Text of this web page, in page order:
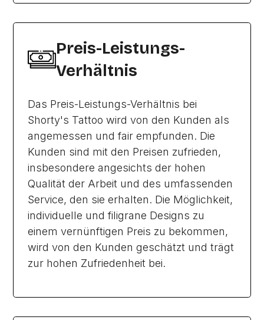
Preis-Leistungs-
Verhältnis
Das Preis-Leistungs-Verhältnis bei
Shorty's Tattoo wird von den Kunden als
angemessen und fair empfunden. Die
Kunden sind mit den Preisen zufrieden,
insbesondere angesichts der hohen
Qualität der Arbeit und des umfassenden
Service, den sie erhalten. Die Möglichkeit,
individuelle und filigrane Designs zu
einem vernünftigen Preis zu bekommen,
wird von den Kunden geschätzt und trägt
zur hohen Zufriedenheit bei.